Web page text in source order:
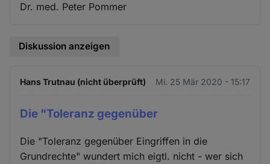
Dr. med. Peter Pommer
Diskussion anzeigen
Hans Trutnau (nicht überprüft) Mi. 25 Mär 2020 - 15:17
Die "Toleranz gegenüber
Die "Toleranz gegenüber Eingriffen in die
Grundrechte" wundert mich eigtl. nicht - wer sich